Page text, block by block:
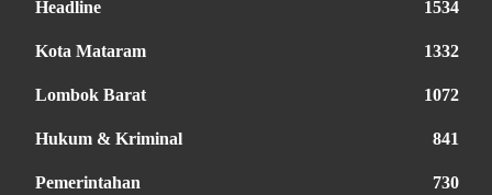
Headline 1534
Kota Mataram 1332
Lombok Barat 1072
Hukum & Kriminal 841
Pemerintahan 730